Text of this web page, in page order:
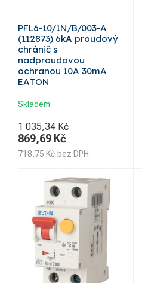
PFL6-10/1N/B/003-A
(112873) 6kA proudový
chránič s
nadproudovou
ochranou 10A 30mA
EATON
Skladem
1 035,34 Kč
869,69 Kč
718,75 Kč bez DPH